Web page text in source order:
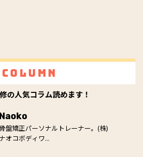
Column
の人気コラム読めます！
Naoko
骨盤矯正パーソナルトレーナー。(株)
ナオコボディワ...